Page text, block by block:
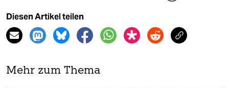
Diesen Artikel teilen
Mehr zum Thema